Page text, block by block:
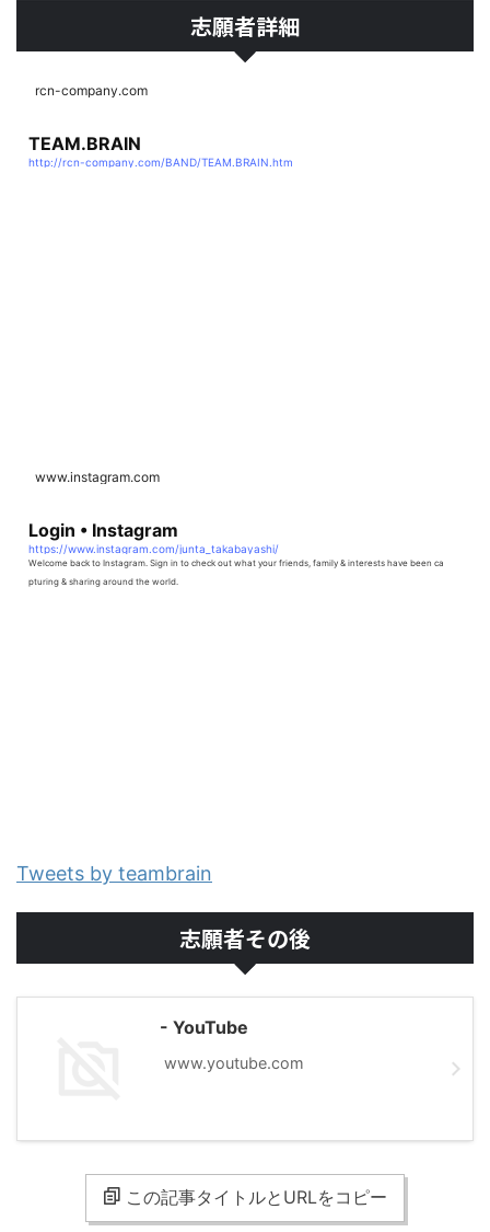
志願者詳細
rcn-company.com
TEAM.BRAIN
http://rcn-company.com/BAND/TEAM.BRAIN.htm
www.instagram.com
Login • Instagram
https://www.instagram.com/junta_takabayashi/
Welcome back to Instagram. Sign in to check out what your friends, family & interests have been ca
pturing & sharing around the world.
Tweets by teambrain
志願者その後
- YouTube
www.youtube.com
この記事タイトルとURLをコピー